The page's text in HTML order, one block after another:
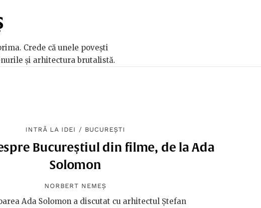
Crede că unele povești
și arhitectura brutalistă.
INTRĂ LA IDEI / BUCUREȘTI
Bucureștiul din filme, de la Ada
Solomon
NORBERT NEMEȘ
Ada Solomon a discutat cu arhitectul Ștefan